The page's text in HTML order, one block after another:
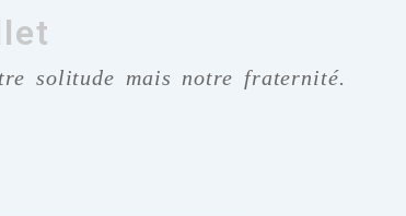
solitude mais notre fraternité.